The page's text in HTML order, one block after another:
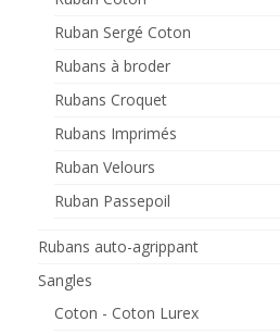
Ruban Sergé Coton
Rubans à broder
Rubans Croquet
Rubans Imprimés
Ruban Velours
Ruban Passepoil
Rubans auto-agrippant
Sangles
Coton - Coton Lurex